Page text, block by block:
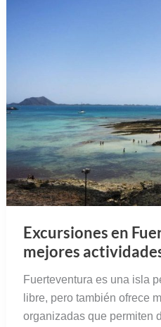
Excursiones en
mejores
Fuerteventura es una isla
libre, pero también ofrece
organizadas que permiten